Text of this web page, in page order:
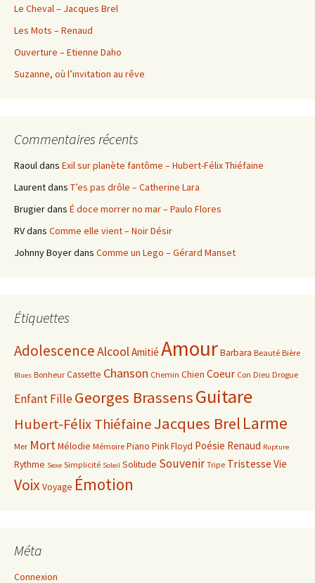
Le Cheval – Jacques Brel
Les Mots – Renaud
Ouverture – Etienne Daho
Suzanne, où l’invitation au rêve
Commentaires récents
Raouldans Exil sur planète fantôme – Hubert-Félix Thiéfaine
Laurentdans T’es pas drôle – Catherine Lara
Brugierdans É doce morrer no mar – Paulo Flores
RVdans Comme elle vient – Noir Désir
Johnny Boyerdans Comme un Lego – Gérard Manset
Étiquettes
AdolescenceAlcoolAmitié AmourBarbara Beauté Bière
Blues Bonheur Cassette Chanson Chemin Chien Coeur Con Dieu Drogue
EnfantFilleGeorges BrassensGuitare
Hubert-Félix ThiéfaineJacques Brel Larme
Mer MortMélodie Mémoire Piano Pink Floyd Poésie Renaud Rupture
Rythme Sexe Simplicité Soleil Solitude Souvenir Tripe Tristesse Vie
VoixVoyage Émotion
Méta
Connexion